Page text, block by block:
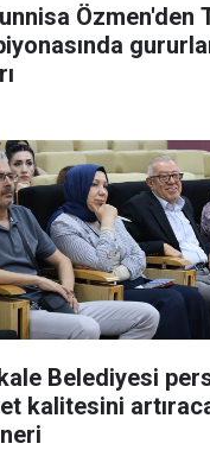
Özmen'den
Belediyesi
kalitesini